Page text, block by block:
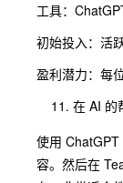
工具：
初始投入：活
盈利潜力：每
在 AI 的
使用
容。然后在